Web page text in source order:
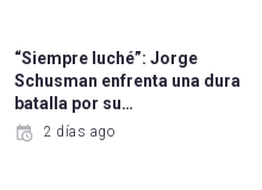
“Siempre luché”: Jorge
Schusman enfrenta una dura
batalla por su…
2 días ago